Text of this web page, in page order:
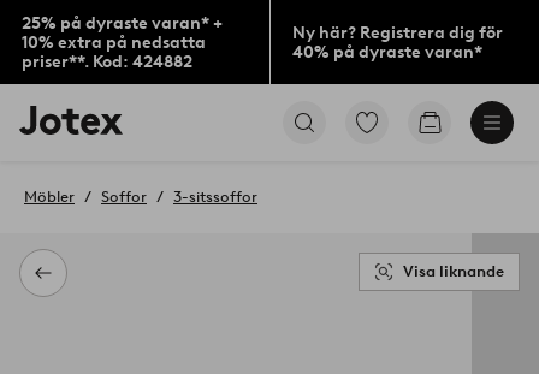
25% på dyraste varan* +
10% extra på nedsatta
priser**. Kod: 424882
Ny här? Registrera dig för
40% på dyraste varan*
Jotex
logotyp
till
Gå
Gå
Tillbaka
Möbler Soffor 3-sitssoffor
Visa liknande